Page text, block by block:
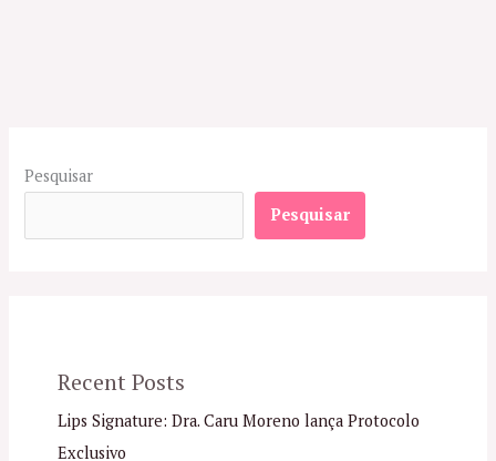
Pesquisar
Pesquisar
Recent Posts
Lips Signature: Dra. Caru Moreno lança Protocolo
Exclusivo